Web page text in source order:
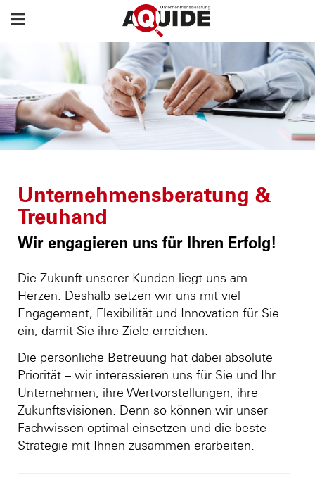
Unternehmensberatung &
Treuhand
Wir engagieren uns für Ihren Erfolg!
Die Zukunft unserer Kunden liegt uns am
Herzen. Deshalb setzen wir uns mit viel
Engagement, Flexibilität und Innovation für Sie
ein, damit Sie ihre Ziele erreichen.
Die persönliche Betreuung hat dabei absolute
Priorität – wir interessieren uns für Sie und Ihr
Unternehmen, ihre Wertvorstellungen, ihre
Zukunftsvisionen. Denn so können wir unser
Fachwissen optimal einsetzen und die beste
Strategie mit Ihnen zusammen erarbeiten.